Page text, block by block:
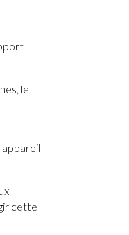
le
cette